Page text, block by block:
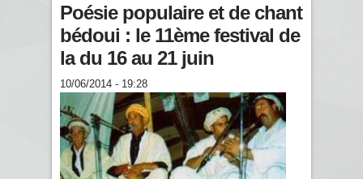
Poésie populaire et de chant
bédoui : le 11ème festival de
la du 16 au 21 juin
10/06/2014 - 19:28